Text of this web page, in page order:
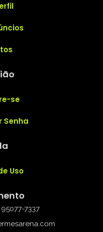
se
Senha
Uso
7337